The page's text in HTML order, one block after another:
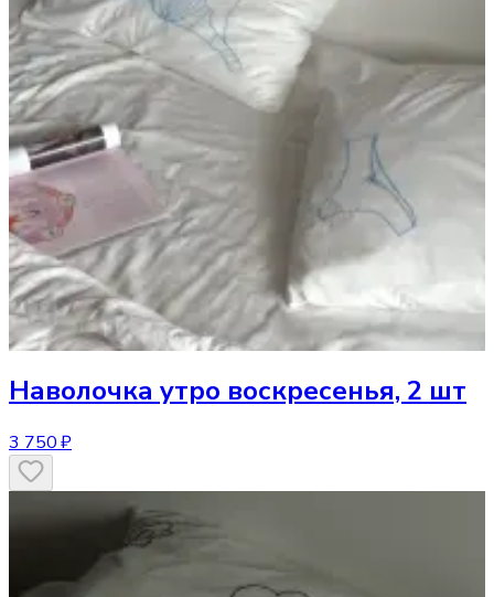
Наволочка утро воскресенья, 2 шт
3 750 ₽